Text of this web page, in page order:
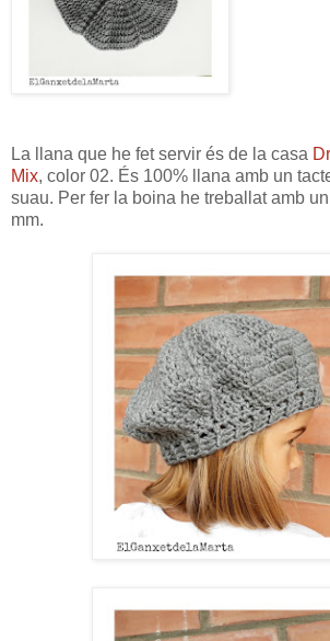
La llana que he fet servir és de la casa
Mix, color 02. És 100% llana amb un
suau. Per fer la boina he treballat amb
mm.